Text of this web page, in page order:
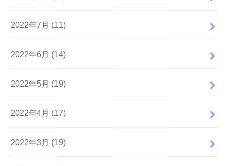
2022年7月 (11)
2022年6月 (14)
2022年5月 (19)
2022年4月 (17)
2022年3月 (19)